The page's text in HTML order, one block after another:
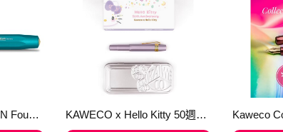
Kaweco COLLECTION Fountain Pen Iguana Blue 2022 限量 Iguana Blue 鬣蜥藍 鋁合金 鋼筆 KAWECO x Hello Kitty 50週年 AL Sport 鋼筆 紫色 限定版 Gold Trim F Nib